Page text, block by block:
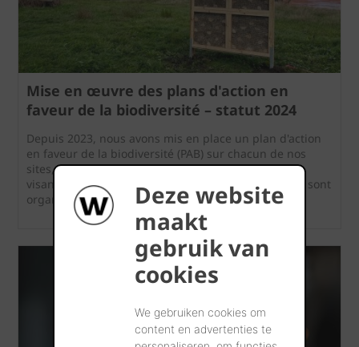
Deze website
maakt
gebruik van
cookies
We gebruiken cookies om
content en advertenties te
Mise en œuvre des plans d'action en
faveur de la biodiversité – statut 2024
Depuis 2023, nous avons mis en place un plan d'action
en faveur de la biodiversité (PAB) sur chacun de nos
sites, avec un plan d’implémentation et de gestion
visant à maximiser la biodiversité. Plusieurs actions sont
organisées chaque année sur base de ce PAB.